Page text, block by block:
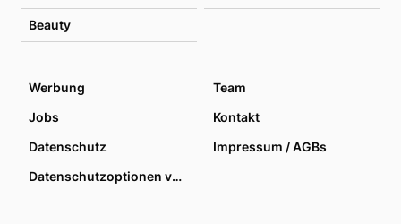
Beauty
Werbung
Team
Jobs
Kontakt
Datenschutz
Impressum / AGBs
Datenschutzoptionen verwalten